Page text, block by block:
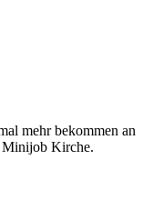
mehr bekommen an
Minijob Kirche.